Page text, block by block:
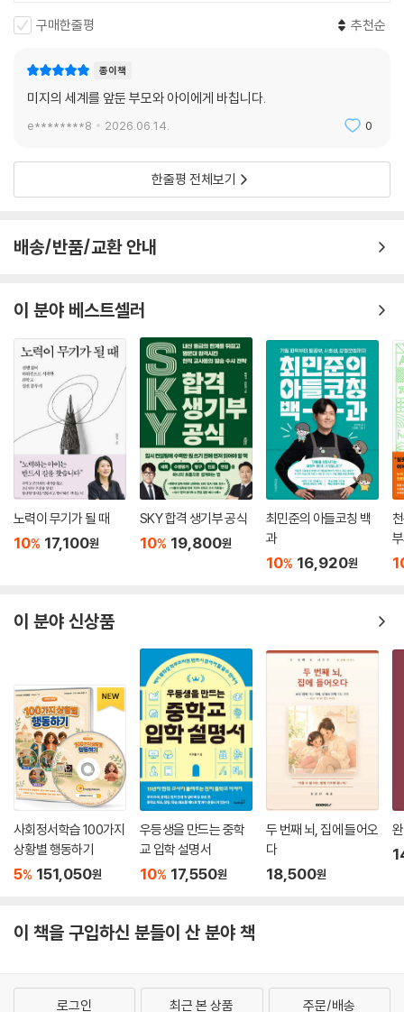
구매한줄평 추천순
종이책
미지의 세계를 앞둔 부모와 아이에게 바칩니다.
e********8 2026.06.14. 0
한줄평 전체보기
배송/반품/교환 안내
이 분야 베스트셀러
노력이 무기가 될 때
10% 17,100원
SKY 합격 생기부 공식
10% 19,800원
최민준의 아들코칭 백
과
10% 16,920원
이 분야 신상품
사회정서학습 100가지
상황별 행동하기
5% 151,050원
우등생을 만드는 중학
교 입학 설명서
10% 17,550원
두 번째 뇌, 집에 들어오
다
18,500원
이 책을 구입하신 분들이 산 분야 책
로그인 최근 본 상품 주문/배송